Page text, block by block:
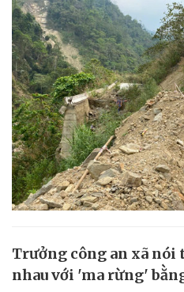
Trưởng công an xã nói
nhau với 'ma rừng'